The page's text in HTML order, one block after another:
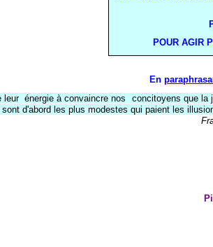
POUR AGIR
En
leur énergie à convaincre nos
concitoyens que la
d'abord les plus modestes qui paient les